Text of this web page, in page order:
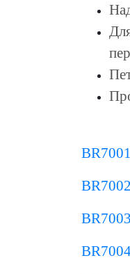
BR7001
BR7002
BR7003